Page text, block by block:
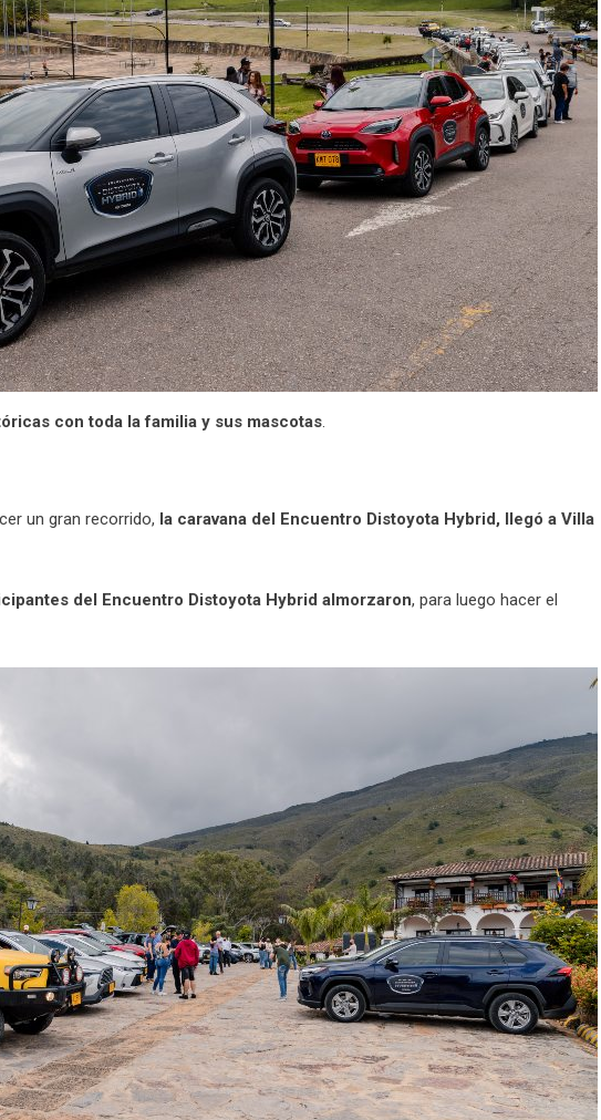
con toda la familia y sus mascotas.
un gran recorrido, la caravana del Encuentro Distoyota Hybrid, llegó a Villa
del Encuentro Distoyota Hybrid almorzaron, para luego hacer el